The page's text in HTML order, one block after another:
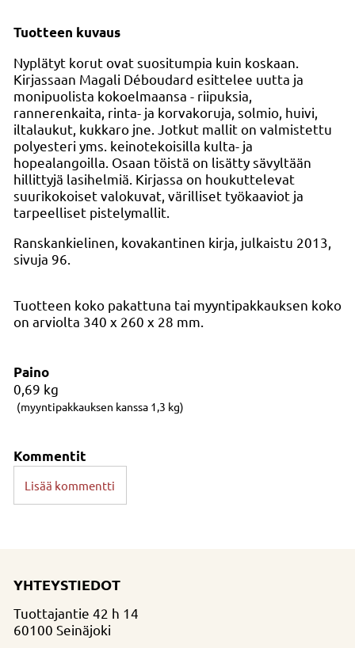
Tuotteen kuvaus
Nyplätyt korut ovat suositumpia kuin koskaan.
Kirjassaan Magali Déboudard esittelee uutta ja
monipuolista kokoelmaansa - riipuksia,
rannerenkaita, rinta- ja korvakoruja, solmio, huivi,
iltalaukut, kukkaro jne. Jotkut mallit on valmistettu
polyesteri yms. keinotekoisilla kulta- ja
hopealangoilla. Osaan töistä on lisätty sävyltään
hillittyjä lasihelmiä. Kirjassa on houkuttelevat
suurikokoiset valokuvat, värilliset työkaaviot ja
tarpeelliset pistelymallit.
Ranskankielinen, kovakantinen kirja, julkaistu 2013,
sivuja 96.
Tuotteen koko pakattuna tai myyntipakkauksen koko
on arviolta 340 x 260 x 28 mm.
Paino
0,69 kg
(myyntipakkauksen kanssa 1,3 kg)
Kommentit
Lisää kommentti
YHTEYSTIEDOT
Tuottajantie 42 h 14
60100 Seinäjoki